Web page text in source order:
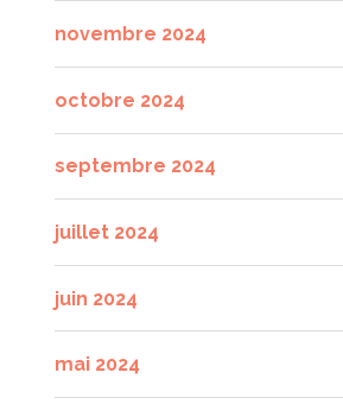
novembre 2024
octobre 2024
septembre 2024
juillet 2024
juin 2024
mai 2024